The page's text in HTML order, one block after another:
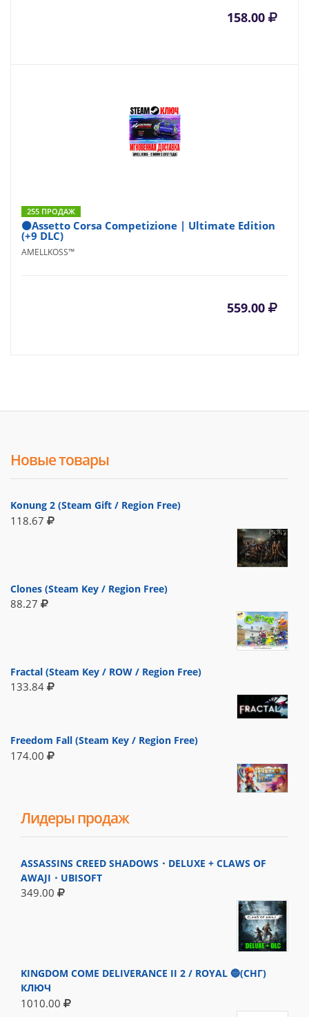
158.00
255 ПРОДАЖ
⚫Assetto Corsa Competizione | Ultimate Edition
(+9 DLC)
AMELLKOSS™
559.00
Новые товары
Konung 2 (Steam Gift / Region Free)
118.67
Clones (Steam Key / Region Free)
88.27
Fractal (Steam Key / ROW / Region Free)
133.84
Freedom Fall (Steam Key / Region Free)
174.00
Лидеры продаж
ASSASSINS CREED SHADOWS・DELUXE + CLAWS OF
AWAJI・UBISOFT
349.00
KINGDOM COME DELIVERANCE II 2 / ROYAL 🔵(СНГ)
КЛЮЧ
1010.00